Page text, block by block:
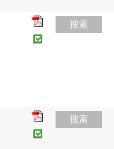
搜索
搜索